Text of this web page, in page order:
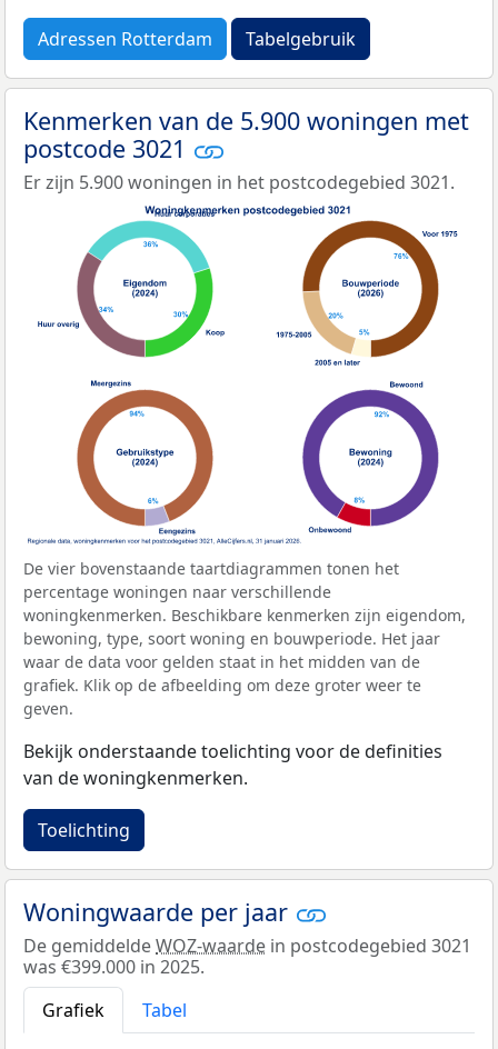
Adressen Rotterdam Tabelgebruik
Kenmerken van de 5.900 woningen met
postcode 3021
Er zijn 5.900 woningen in het postcodegebied 3021.
De vier bovenstaande taartdiagrammen tonen het
percentage woningen naar verschillende
woningkenmerken. Beschikbare kenmerken zijn eigendom,
bewoning, type, soort woning en bouwperiode. Het jaar
waar de data voor gelden staat in het midden van de
grafiek. Klik op de afbeelding om deze groter weer te
geven.
Bekijk onderstaande toelichting voor de definities
van de woningkenmerken.
Toelichting
Woningwaarde per jaar
De gemiddeldeWOZ-waarde in postcodegebied 3021
was €399.000 in 2025.
Grafiek
Tabel